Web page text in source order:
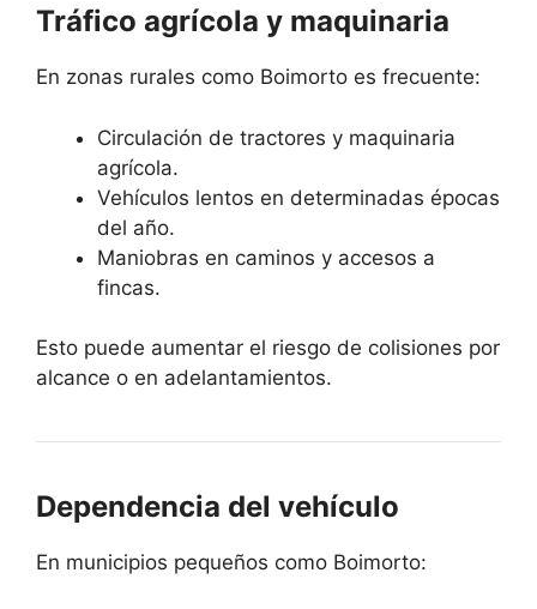
Tráfico agrícola y maquinaria
En zonas rurales como Boimorto es frecuente:
Circulación de tractores y maquinaria
agrícola.
Vehículos lentos en determinadas épocas
del año.
Maniobras en caminos y accesos a
fincas.
Esto puede aumentar el riesgo de colisiones por
alcance o en adelantamientos.
Dependencia del vehículo
En municipios pequeños como Boimorto: